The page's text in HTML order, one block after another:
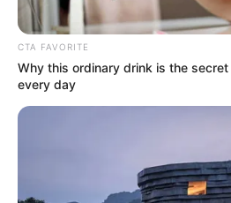
CTA FAVORITE
Why this ordinary drink is the
every day